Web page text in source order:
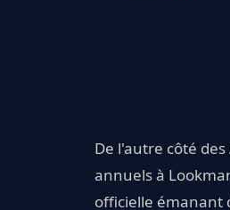
De l'autre côté
annuels à
officielle émanant